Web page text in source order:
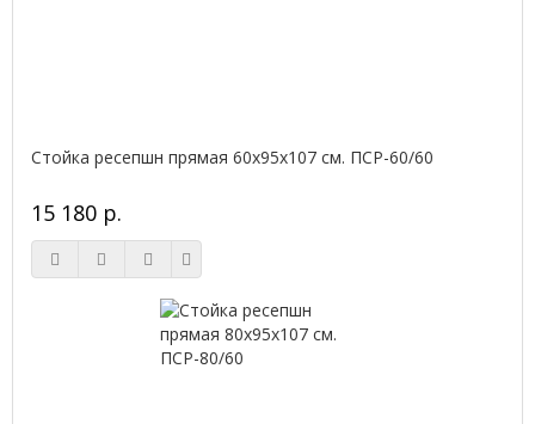
Стойка ресепшн прямая 60х95х107 см. ПСР-60/60
15 180 р.